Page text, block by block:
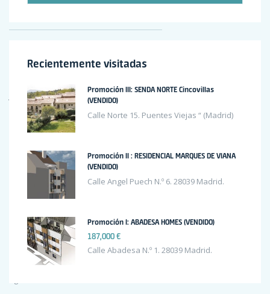
Recent Comments
Henry LittleenApartment for sale with high quality finishing
John DoeenApartment for sale with high quality finishing
Sandra Smithen Apartment for sale with high quality finishing
Mr WordPressenHello world!
Archives
octubre 2020
octubre 2017
Recientemente visitadas
Promoción III: SENDA NORTE Cincovillas
(VENDIDO)
Calle Norte 15. Puentes Viejas “ (Madrid)
Promoción II : RESIDENCIAL MARQUES DE VIANA
(VENDIDO)
Calle Angel Puech N.º 6. 28039 Madrid.
Promoción I: ABADESA HOMES (VENDIDO)
187,000 €
Calle Abadesa N.º 1. 28039 Madrid.